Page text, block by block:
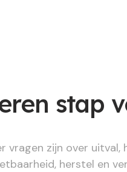
stap
vragen zijn over uitval,
herstel en